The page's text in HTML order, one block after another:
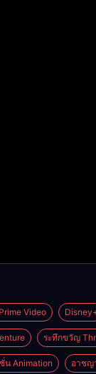
Video
ระทึกขวัญ
น Animation อาชญ